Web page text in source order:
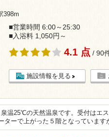
398m
■営業時間 6:00～25:30
■入浴料 1,050円～
4.1 点 / 90
施設情報を見る
温25℃の天然温泉です。受付はエ
ターで上がった５階となっていま